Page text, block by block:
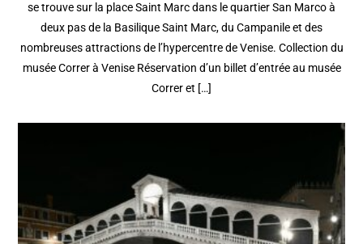
se trouve sur la place Saint Marc dans le quartier San Marco à
deux pas de la Basilique Saint Marc, du Campanile et des
nombreuses attractions de l’hypercentre de Venise. Collection du
musée Correr à Venise Réservation d’un billet d’entrée au musée
Correr et […]